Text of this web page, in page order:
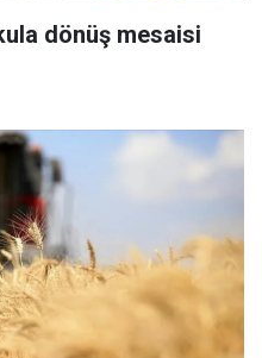
dönüş mesaisi